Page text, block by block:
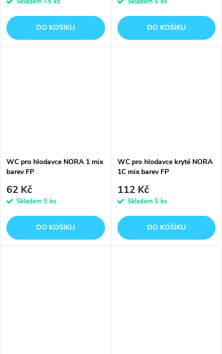
DO KOŠÍKU DO KOŠÍKU
WC pro hlodavce NORA 1 mix
barev FP
62 Kč
Skladem 5 ks
DO KOŠÍKU
WC pro hlodavce kryté NORA
1C mix barev FP
112 Kč
Skladem 5 ks
DO KOŠÍKU